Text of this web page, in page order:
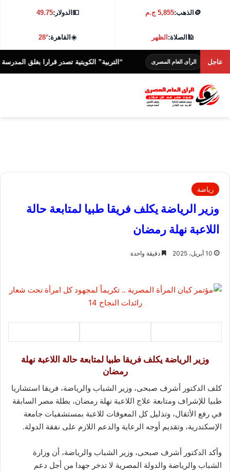
🪙 الذهب:5,855 ج.م 💵الدولار:49.75
🕌الصلاة:الظهر ☀️القاهرة:28°
عاجلالرأى العام المصرى “التربية” الكويتية تصدر قرارا بغلق المدرسة
رياضة
وزير الرياضة يكلف فريقا طبيا لمتابعة حالة
اللاعبة نهلة رمضان
10 أبريل، 2025 دقيقة واحدة
وزير الرياضة يكلف فريقا طبيا لمتابعة حالة اللاعبة نهلة
رمضان
كلف الدكتور أشرف صبحى، وزير الشباب والرياضة، فريقا استشاريا
طبيا للإشراف ومتابعة علاج اللاعبة نهلة رمضان، بطلة مصر السابقة
في رفع الأثقال، وتذليل كل المعوقات للاعبة بمستشفيات جامعة
الإسكندرية، وتقديم أوجه الرعاية والدعم اللازم على نفقة الدولة.
وأكد الدكتور أشرف صبحى، وزير الشباب والرياضة، أن وزارة
الشباب والرياضة والدولة المصرية لا تدخر جهدا من أجل دعم